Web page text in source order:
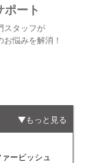
ポート
スタッフが
お悩みを解消！
もっと見る
ービッシュ